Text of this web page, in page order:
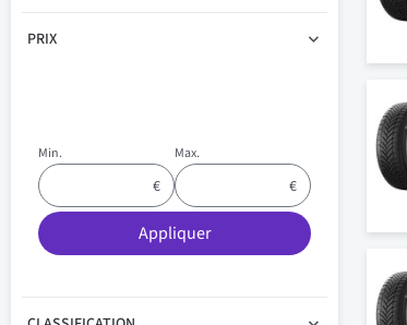
PRIX
Min. Max.
Appliquer